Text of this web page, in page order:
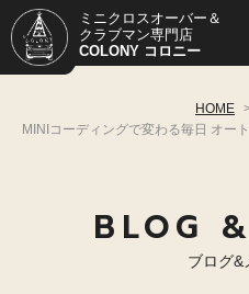
ミニクロスオーバー＆
クラブマン専門店
COLONY コロニー
HOME
MINIコーディングで変わる毎日 オー
BLOG
ブログ&